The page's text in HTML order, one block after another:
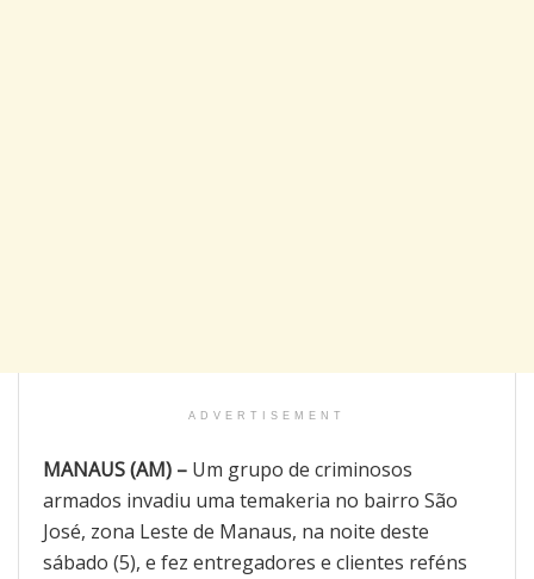
ADVERTISEMENT
MANAUS (AM) – Um grupo de criminosos
armados invadiu uma temakeria no bairro São
José, zona Leste de Manaus, na noite deste
sábado (5), e fez entregadores e clientes reféns